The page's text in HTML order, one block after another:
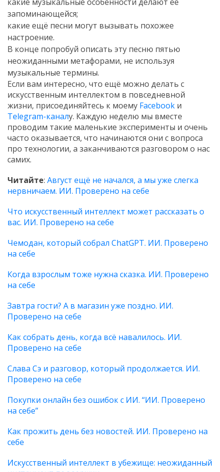
запоминающейся;
какие ещё песни могут вызывать похожее
настроение.
В конце попробуй описать эту песню пятью
неожиданными метафорами, не используя
музыкальные термины.
Если вам интересно, что ещё можно делать с
искусственным интеллектом в повседневной
жизни, присоединяйтесь к моему Facebook и
Telegram-каналу. Каждую неделю мы вместе
проводим такие маленькие эксперименты и очень
часто оказывается, что начинаются они с вопроса
про технологии, а заканчиваются разговором о нас
самих.
Читайте: Август ещё не начался, а мы уже слегка
нервничаем. ИИ. Проверено на себе
Что искусственный интеллект может рассказать о
вас. ИИ. Проверено на себе
Чемодан, который собрал ChatGPT. ИИ. Проверено
на себе
Когда взрослым тоже нужна сказка. ИИ. Проверено
на себе
Завтра гости? А в магазин уже поздно. ИИ.
Проверено на себе
Как собрать день, когда всё навалилось. ИИ.
Проверено на себе
Слава Сэ и разговор, который продолжается. ИИ.
Проверено на себе
Покупки онлайн без ошибок с ИИ. “ИИ. Проверено
на себе”
Как прожить день без новостей. ИИ. Проверено на
себе
Искусственный интеллект в убежище: неожиданный